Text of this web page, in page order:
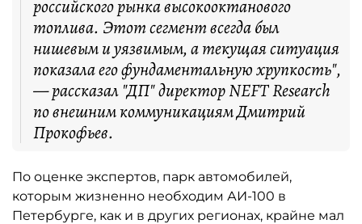
российского рынка высокооктанового
топлива. Этот сегмент всегда был
нишевым и уязвимым, а текущая ситуация
показала его фундаментальную хрупкость",
— рассказал "ДП" директор NEFT Research
по внешним коммуникациям Дмитрий
Прокофьев.
По оценке экспертов, парк автомобилей,
которым жизненно необходим АИ-100 в
Петербурге, как и в других регионах, крайне мал